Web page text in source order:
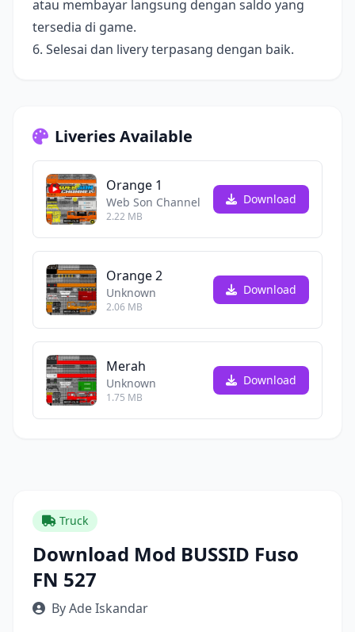
atau membayar langsung dengan saldo yang
tersedia di game.
6. Selesai dan livery terpasang dengan baik.
Liveries Available
Orange 1
Web Son Channel
2.22 MB
Download
Orange 2
Unknown
2.06 MB
Download
Merah
Unknown
1.75 MB
Download
Truck
Download Mod BUSSID Fuso
FN 527
By Ade Iskandar